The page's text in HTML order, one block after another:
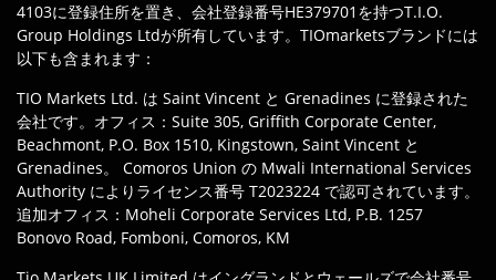
4103に登録住所を置き、会社登録番号HE379701を持つT.I.O.
Group Holdings Ltdが所有しています。TIOmarketsブランドには
以下も含まれます：
TIO Markets Ltd. は Saint Vincent と Grenadines に登録された
会社です。オフィス：Suite 305, Griffith Corporate Center,
Beachmont, P.O. Box 1510, Kingstown, Saint Vincent と
Grenadines。 Comoros Union の Mwali International Services
Authority によりライセンス番号 T2023224 で認可されています。
追加オフィス：Moheli Corporate Services Ltd, P.B. 1257
Bonovo Road, Fomboni, Comoros, KM